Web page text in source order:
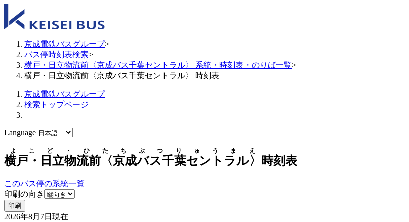
京成電鉄バスグループ>
バス停時刻表検索>
横戸・日立物流前〈京成バス千葉セントラル〉 系統・時刻表・のりば一覧>
横戸・日立物流前〈京成バス千葉セントラル〉 時刻表
京成電鉄バスグループ
検索トップページ
Language
横戸・日立物流前〈京成バス千葉セントラル〉
よこど・ひたちぶつりゅうまえ
時刻表
このバス停の系統一覧
印刷の向き
印刷
2026年8月7日 現在